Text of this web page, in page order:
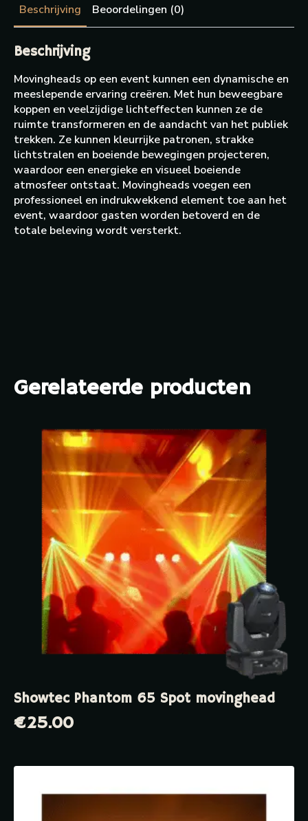
Beschrijving Beoordelingen (0)
Beschrijving
Movingheads op een event kunnen een dynamische en
meeslepende ervaring creëren. Met hun beweegbare
koppen en veelzijdige lichteffecten kunnen ze de
ruimte transformeren en de aandacht van het publiek
trekken. Ze kunnen kleurrijke patronen, strakke
lichtstralen en boeiende bewegingen projecteren,
waardoor een energieke en visueel boeiende
atmosfeer ontstaat. Movingheads voegen een
professioneel en indrukwekkend element toe aan het
event, waardoor gasten worden betoverd en de
totale beleving wordt versterkt.
Gerelateerde producten
Showtec Phantom 65 Spot movinghead
€25.00